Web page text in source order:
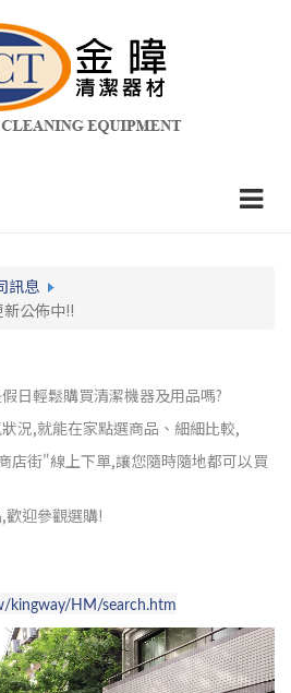
訊息
新公佈中!!
日輕鬆購買清潔機器及用品嗎?
況,就能在家點選商品、細細比較,
店街"線上下單,讓您隨時隨地都可以買
歡迎參觀選購!
kingway/HM/search.htm